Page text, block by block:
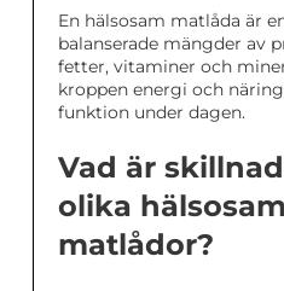
En hälsosam matlåda är
balanserade mängder av
fetter, vitaminer och
kroppen energi och
funktion under dagen.
Vad är
olika
matlådor?